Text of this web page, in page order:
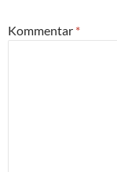
Kommentar *